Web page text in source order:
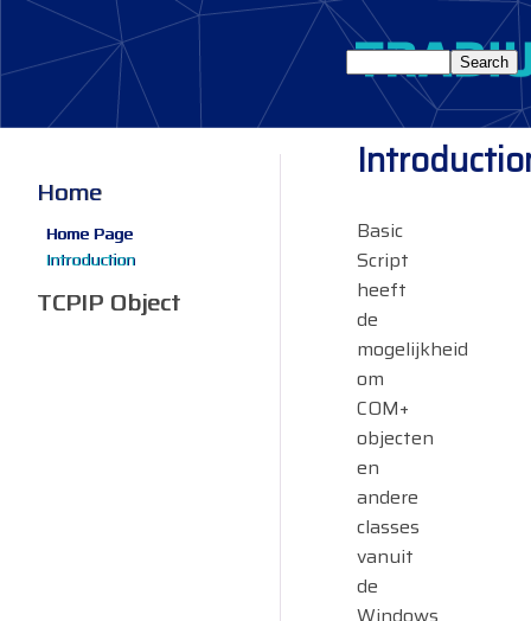
Basic
Script
heeft
de
mogelijkheid
om
COM+
objecten
en
andere
classes
vanuit
de
Home
Home Page
Introduction
TCPIP Object